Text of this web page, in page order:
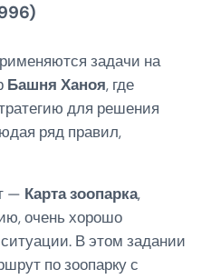
задачи на
Башня Ханоя, где
для решения
ряд правил,
— Карта зоопарка,
очень хорошо
В этом задании
по зоопарку с